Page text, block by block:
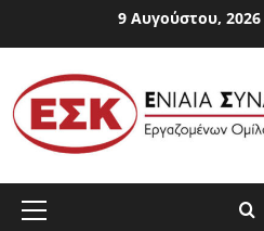
to
content
9 Αυγούστου, 2026
Primary